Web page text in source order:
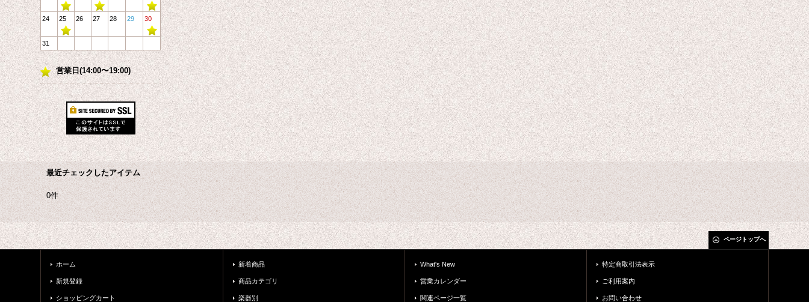
24 25 26 27 28 29 30
31
営業日(14:00〜19:00)
最近チェックしたアイテム
0件
ページトップへ
ホーム
新規登録
ショッピングカート
新着商品
商品カテゴリ
楽器別
What's New
営業カレンダー
関連ページ一覧
特定商取引法表示
ご利用案内
お問い合わせ